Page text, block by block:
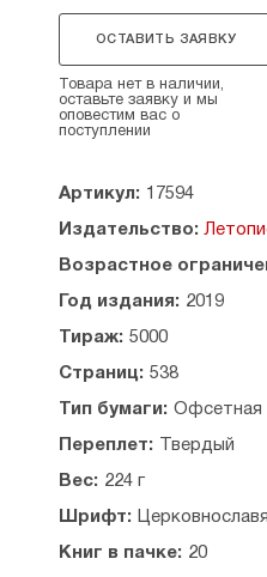
Рекомендовано к
Содержание:
Евангелие от Матфея
Евангелие от Луки
ОСТАВИТЬ ЗАЯВКУ
Товара нет в наличии,
оставьте заявку и мы
оповестим вас о
поступлении
Артикул: 17594
Издательство:
Возрастное
Год издания: 2019
Тираж: 5000
Страниц: 538
Тип бумаги: Офсетная
Переплет: Твердый
Вес: 224 г
Шрифт:
Книг в пачке: 20